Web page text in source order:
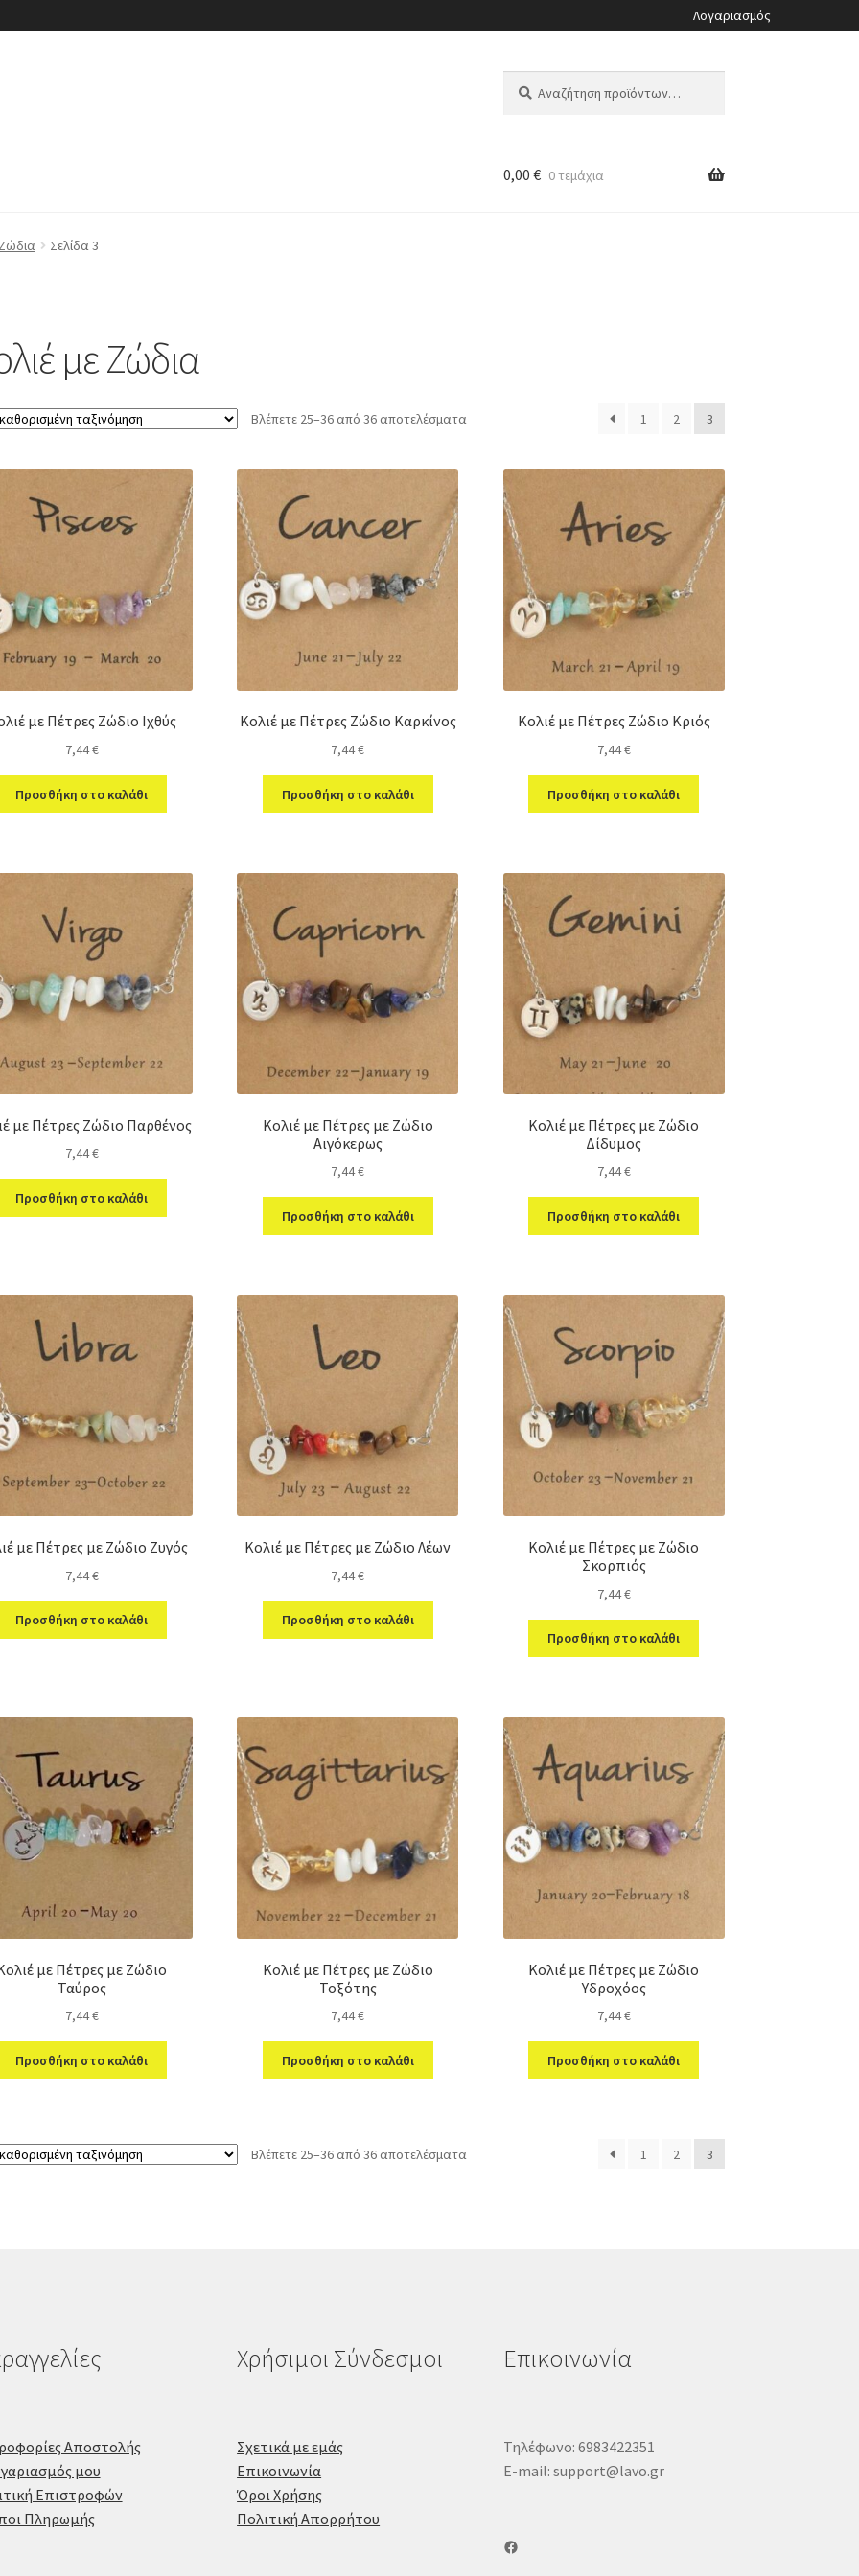
Λογαριασμός
για:
0,00 € 0 τεμάχια
Σελίδα 3
με Ζώδια
Βλέπετε 25–36 από 36 αποτελέσματα 1 2 3
με Πέτρες Ζώδιο Ιχθύς
7,44€
Προσθήκη στο καλάθι
Κολιέ με Πέτρες Ζώδιο Καρκίνος
7,44€
Προσθήκη στο καλάθι
Κολιέ με Πέτρες Ζώδιο Κριός
7,44€
Προσθήκη στο καλάθι
με Πέτρες Ζώδιο Παρθένος
7,44€
Προσθήκη στο καλάθι
Κολιέ με Πέτρες με Ζώδιο
Αιγόκερως
7,44€
Προσθήκη στο καλάθι
Κολιέ με Πέτρες με Ζώδιο
Δίδυμος
7,44€
Προσθήκη στο καλάθι
με Πέτρες με Ζώδιο Ζυγός
7,44€
Προσθήκη στο καλάθι
Κολιέ με Πέτρες με Ζώδιο Λέων
7,44€
Προσθήκη στο καλάθι
Κολιέ με Πέτρες με Ζώδιο
Σκορπιός
7,44€
Προσθήκη στο καλάθι
με Πέτρες με Ζώδιο
Ταύρος
7,44€
Προσθήκη στο καλάθι
Κολιέ με Πέτρες με Ζώδιο
Τοξότης
7,44€
Προσθήκη στο καλάθι
Κολιέ με Πέτρες με Ζώδιο
Υδροχόος
7,44€
Προσθήκη στο καλάθι
Βλέπετε 25–36 από 36 αποτελέσματα 1 2 3
Αποστολής
μου
Επιστροφών
Πληρωμής
Χρήσιμοι Σύνδεσμοι
Σχετικά με εμάς
Επικοινωνία
Όροι Χρήσης
Πολιτική Απορρήτου
Επικοινωνία
Τηλέφωνο: 6983422351
E-mail: support@lavo.gr
Facebook